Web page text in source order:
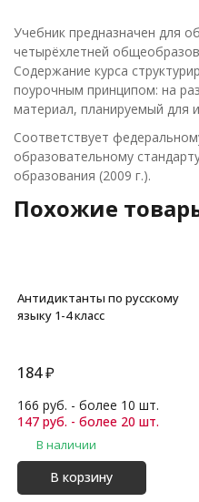
Учебник предназначен для
четырёхлетней
Содержание курса
поурочным принципом: на
материал, планируемый для
Соответствует
образовательному
образования (2009 г.).
Похожие
Антидиктанты по русскому
языку 1-4 класс
184₽
166 руб. - более 10 шт.
147 руб. - более 20 шт.
В наличии
В корзину